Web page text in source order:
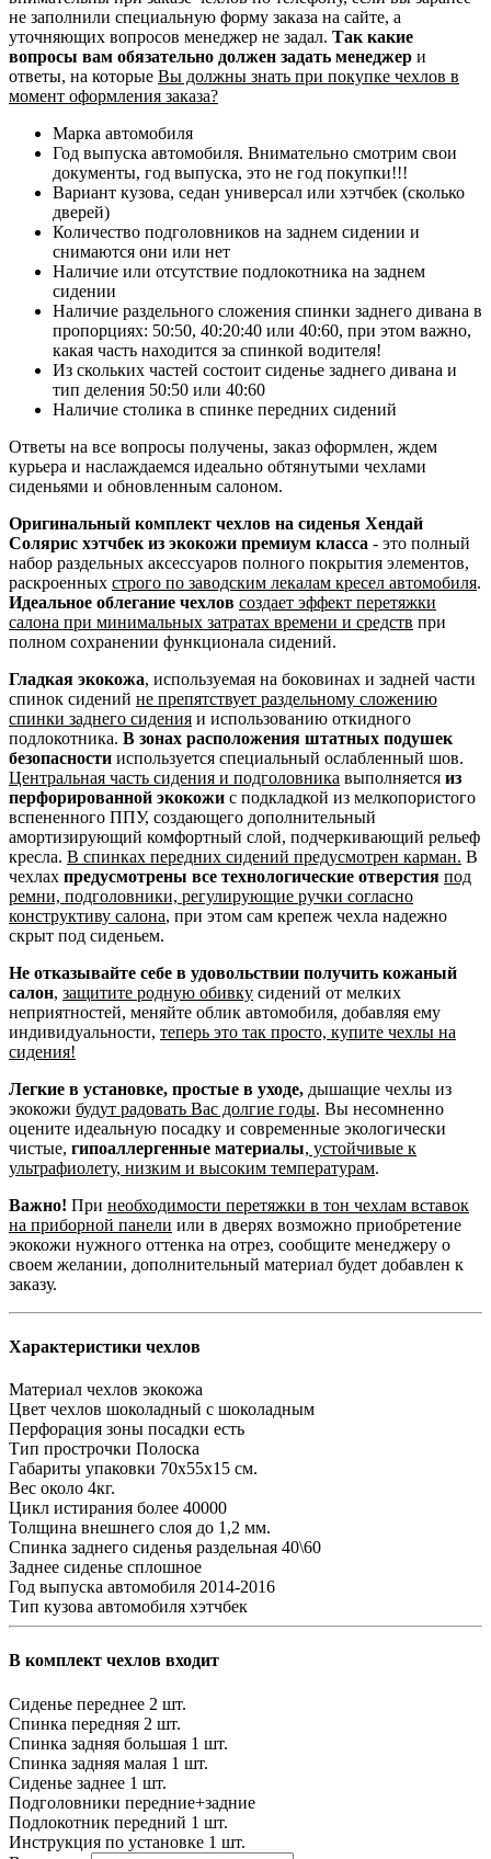
не заполнили специальную форму заказа на сайте, а
уточняющих вопросов менеджер не задал. Так какие
вопросы вам обязательно должен задать менеджер и
ответы, на которые Вы должны знать при покупке чехлов в
момент оформления заказа?
Марка автомобиля
Год выпуска автомобиля. Внимательно смотрим свои
документы, год выпуска, это не год покупки!!!
Вариант кузова, седан универсал или хэтчбек (сколько
дверей)
Количество подголовников на заднем сидении и
снимаются они или нет
Наличие или отсутствие подлокотника на заднем
сидении
Наличие раздельного сложения спинки заднего дивана в
пропорциях: 50:50, 40:20:40 или 40:60, при этом важно,
какая часть находится за спинкой водителя!
Из скольких частей состоит сиденье заднего дивана и
тип деления 50:50 или 40:60
Наличие столика в спинке передних сидений
Ответы на все вопросы получены, заказ оформлен, ждем
курьера и наслаждаемся идеально обтянутыми чехлами
сиденьями и обновленным салоном.
Оригинальный комплект чехлов на сиденья Хендай
Солярис хэтчбек из экокожи премиум класса - это полный
набор раздельных аксессуаров полного покрытия элементов,
раскроенных строго по заводским лекалам кресел автомобиля.
Идеальное облегание чехлов создает эффект перетяжки
салона при минимальных затратах времени и средств при
полном сохранении функционала сидений.
Гладкая экокожа, используемая на боковинах и задней части
спинок сидений не препятствует раздельному сложению
спинки заднего сидения и использованию откидного
подлокотника. В зонах расположения штатных подушек
безопасности используется специальный ослабленный шов.
Центральная часть сидения и подголовника выполняется из
перфорированной экокожи с подкладкой из мелкопористого
вспененного ППУ, создающего дополнительный
амортизирующий комфортный слой, подчеркивающий рельеф
кресла. В спинках передних сидений предусмотрен карман. В
чехлах предусмотрены все технологические отверстия под
ремни, подголовники, регулирующие ручки согласно
конструктиву салона, при этом сам крепеж чехла надежно
скрыт под сиденьем.
Не отказывайте себе в удовольствии получить кожаный
салон, защитите родную обивку сидений от мелких
неприятностей, меняйте облик автомобиля, добавляя ему
индивидуальности, теперь это так просто, купите чехлы на
сидения!
Легкие в установке, простые в уходе, дышащие чехлы из
экокожи будут радовать Вас долгие годы. Вы несомненно
оцените идеальную посадку и современные экологически
чистые, гипоаллергенные материалы, устойчивые к
ультрафиолету, низким и высоким температурам.
Важно! При необходимости перетяжки в тон чехлам вставок
на приборной панели или в дверях возможно приобретение
экокожи нужного оттенка на отрез, сообщите менеджеру о
своем желании, дополнительный материал будет добавлен к
заказу.
Характеристики чехлов
Материал чехлов экокожа
Цвет чехлов шоколадный с шоколадным
Перфорация зоны посадки есть
Тип прострочки Полоска
Габариты упаковки 70х55х15 см.
Вес около 4кг.
Цикл истирания более 40000
Толщина внешнего слоя до 1,2 мм.
Спинка заднего сиденья раздельная 40\60
Заднее сиденье сплошное
Год выпуска автомобиля 2014-2016
Тип кузова автомобиля хэтчбек
В комплект чехлов входит
Сиденье переднее 2 шт.
Спинка передняя 2 шт.
Спинка задняя большая 1 шт.
Спинка задняя малая 1 шт.
Сиденье заднее 1 шт.
Подголовники передние+задние
Подлокотник передний 1 шт.
Инструкция по установке 1 шт.